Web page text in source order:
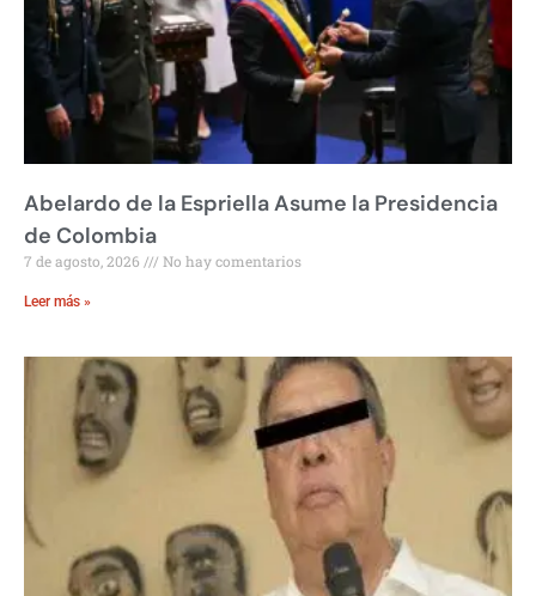
Abelardo de la Espriella Asume la Presidencia
de Colombia
7 de agosto, 2026 No hay comentarios
Leer más »